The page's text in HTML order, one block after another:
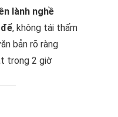
lành nghề
, không tái thấm
bản rõ ràng
trong 2 giờ